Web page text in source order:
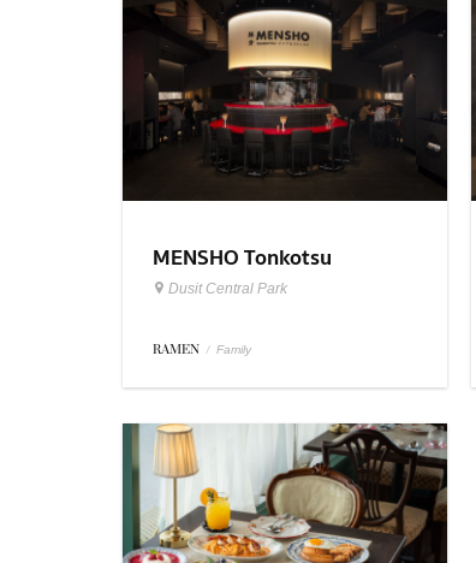
MENSHO Tonkotsu
Dusit Central Park
RAMEN / Family